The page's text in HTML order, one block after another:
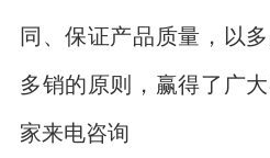
同、保证产品质量，以
多销的原则，赢得了广
家来电咨询